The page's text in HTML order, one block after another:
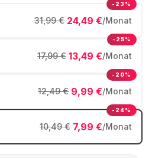
24,49 €/Monat
31,99 €
-23%
13,49 €/Monat
17,99 €
-25%
9,99 €/Monat
12,49 €
-20%
7,99 €/Monat
10,49 €
-24%